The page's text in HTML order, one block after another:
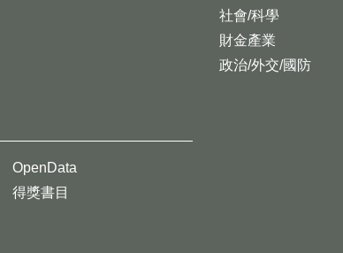
社會/科學
財金產業
政治/外交/國防
OpenData
得獎書目